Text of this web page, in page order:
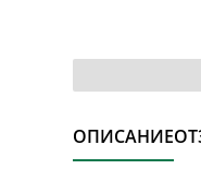
ОПИСАНИЕ